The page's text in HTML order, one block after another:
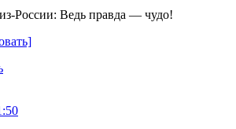
России: Ведь правда — чудо!